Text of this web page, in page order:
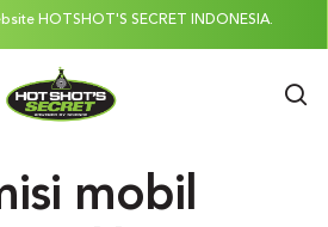
HOTSHOT'S SECRET INDONESIA.
mobil